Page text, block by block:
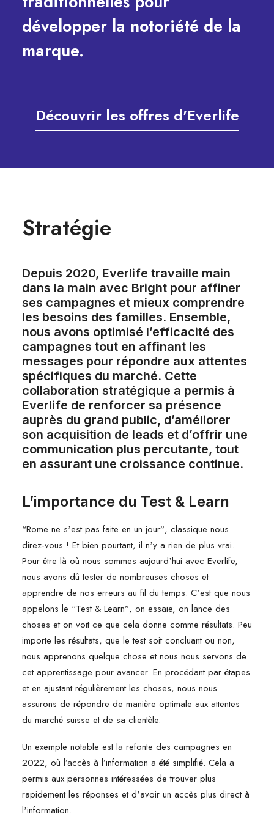
développer la notoriété de la
marque.
Découvrir les offres d'Everlife
Stratégie
Depuis 2020, Everlife travaille main
dans la main avec Bright pour affiner
ses campagnes et mieux comprendre
les besoins des familles. Ensemble,
nous avons optimisé l’efficacité des
campagnes tout en affinant les
messages pour répondre aux attentes
spécifiques du marché. Cette
collaboration stratégique a permis à
Everlife de renforcer sa présence
auprès du grand public, d’améliorer
son acquisition de leads et d’offrir une
communication plus percutante, tout
en assurant une croissance continue.
Lʼimportance du Test & Learn
“Rome ne sʼest pas faite en un jourˮ, classique nous
direz-vous ! Et bien pourtant, il nʼy a rien de plus vrai.
Pour être là où nous sommes aujourdʼhui avec Everlife,
nous avons dû tester de nombreuses choses et
apprendre de nos erreurs au fil du temps. Cʼest que nous
appelons le “Test & Learnˮ, on essaie, on lance des
choses et on voit ce que cela donne comme résultats. Peu
importe les résultats, que le test soit concluant ou non,
nous apprenons quelque chose et nous nous servons de
cet apprentissage pour avancer. En procédant par étapes
et en ajustant régulièrement les choses, nous nous
assurons de répondre de manière optimale aux attentes
du marché suisse et de sa clientèle.
Un exemple notable est la refonte des campagnes en
2022, où l’accès à l’information a été simplifié. Cela a
permis aux personnes intéressées de trouver plus
rapidement les réponses et dʼavoir un accès plus direct à
lʼinformation.